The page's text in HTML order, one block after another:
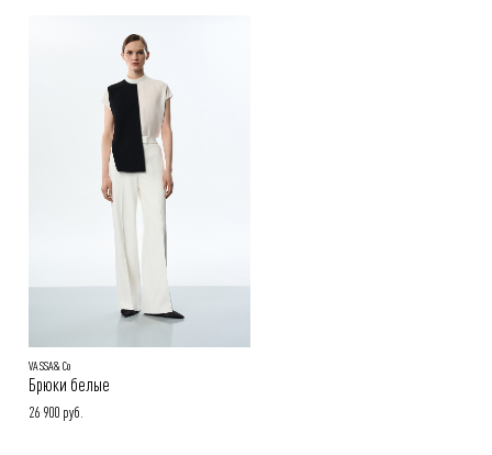
Онлайн-оплата на сайте, наличными или картой при получении
Подробнее в разделе Покупателям.
VASSA&Co
Брюки белые
26 900 руб.